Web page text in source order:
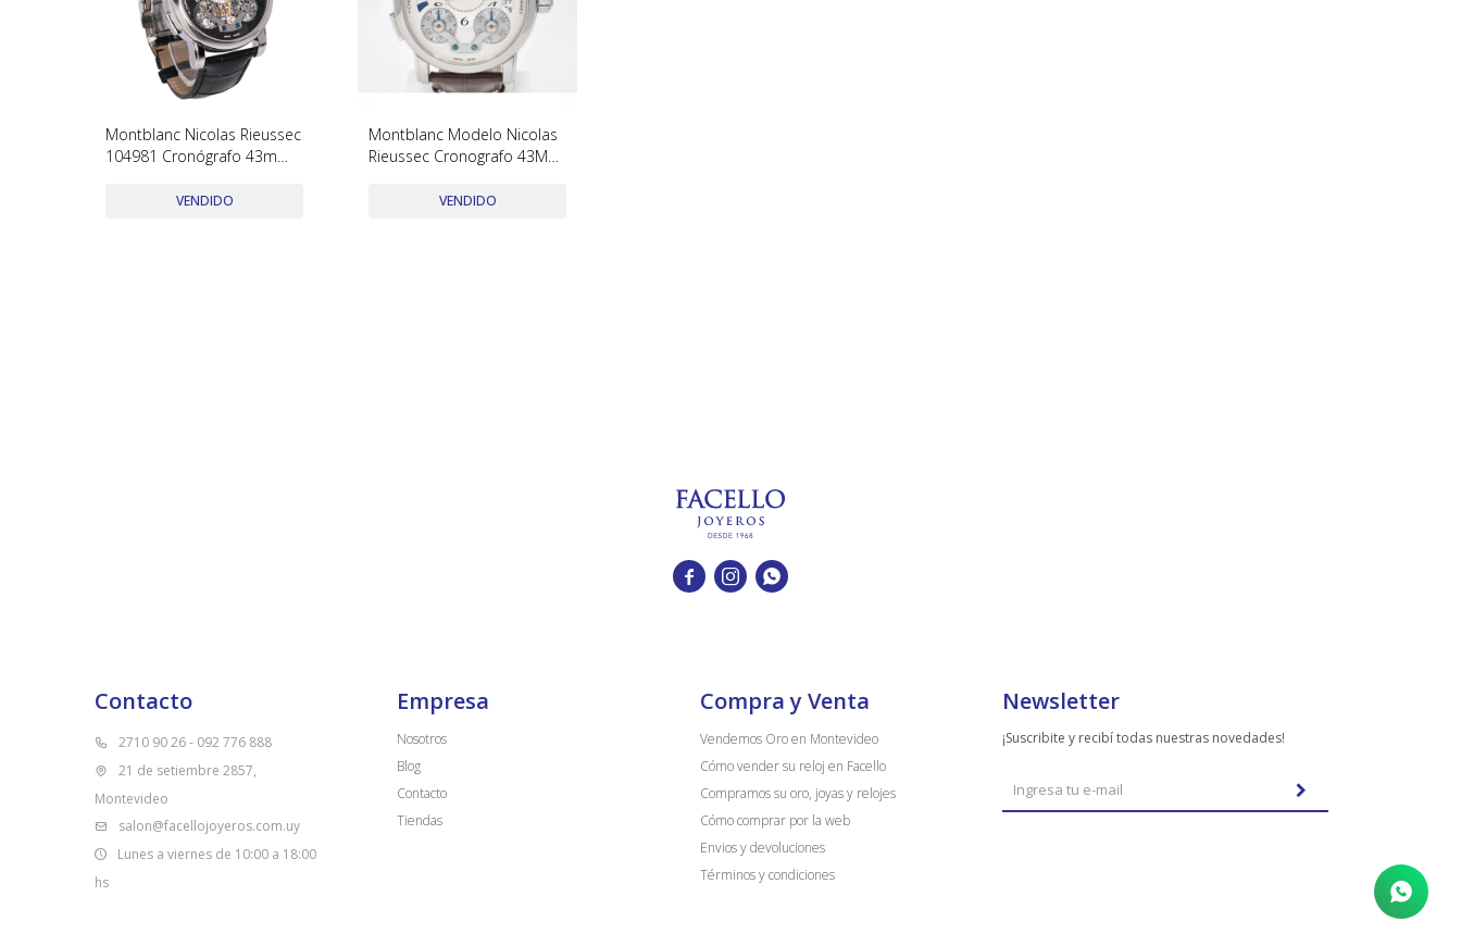
Montblanc Nicolas Rieussec
104981 Cronógrafo 43mm.
VENDIDO
Montblanc Modelo Nicolas
Rieussec Cronografo 43Mm.
VENDIDO
  
Contacto
2710 90 26 - 092 776 888
21 de setiembre 2857,
Montevideo
salon@facellojoyeros.com.uy
Lunes a viernes de 10:00 a 18:00
hs
Empresa
Nosotros
Blog
Contacto
Tiendas
Compra y Venta
Vendemos Oro en Montevideo
Cómo vender su reloj en Facello
Compramos su oro, joyas y relojes
Cómo comprar por la web
Envios y devoluciones
Términos y condiciones
Newsletter
¡Suscribite y recibí todas nuestras novedades!